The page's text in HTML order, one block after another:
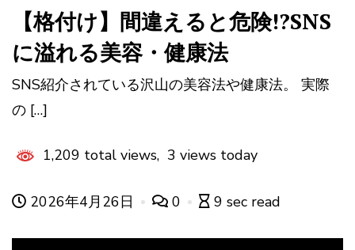
【格付け】間違えると危険!?SNS
に溢れる美容・健康法
SNS紹介されている沢山の美容法や健康法。 実際
の […]
1,209 total views, 3 views today
2026年4月26日 0 9 sec read